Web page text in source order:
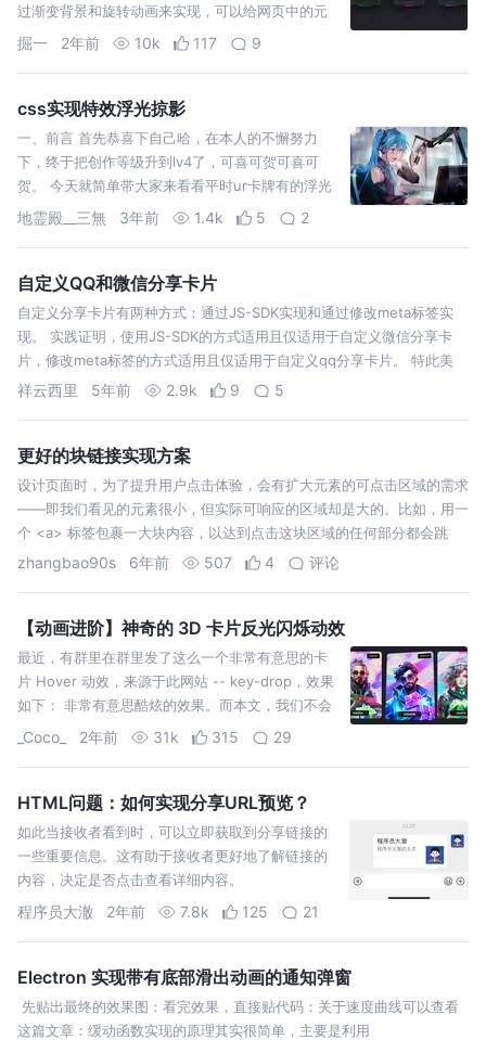
过渐变背景和旋转动画来实现，可以给网页中的元
素增强活动力。每块代码都会有详细的文字描述和
掘一 2年前 10k 117 9
css实现特效浮光掠影
一、前言 首先恭喜下自己哈，在本人的不懈努力
下，终于把创作等级升到lv4了，可喜可贺可喜可
贺。 今天就简单带大家来看看平时ur卡牌有的浮光
掠影效果，用cs
地霊殿__三無 3年前 1.4k 5 2
自定义QQ和微信分享卡片
自定义分享卡片有两种方式：通过JS-SDK实现和通过修改meta标签实
现。 实践证明，使用JS-SDK的方式适用且仅适用于自定义微信分享卡
片，修改meta标签的方式适用且仅适用于自定义qq分享卡片。 特此美
文，献给想两全其美的你。 1. 引入weixin-js-sdk 这里是…
祥云西里 5年前 2.9k 9 5
更好的块链接实现方案
设计页面时，为了提升用户点击体验，会有扩大元素的可点击区域的需求
——即我们看见的元素很小，但实际可响应的区域却是大的。比如，用一
个 <a> 标签包裹一大块内容，以达到点击这块区域的任何部分都会跳
转，这就是我们所谓的“块链接”。功能上当然没问题，但却没有考虑屏幕
zhangbao90s 6年前 507 4 评论
【动画进阶】神奇的 3D 卡片反光闪烁动效
最近，有群里在群里发了这么一个非常有意思的卡
片 Hover 动效，来源于此网站 -- key-drop，效果
如下： 非常有意思酷炫的效果。而本文，我们不会
完全还原此效果，而是基于此效果，尝试去制作这
_Coco_ 2年前 31k 315 29
HTML问题：如何实现分享URL预览？
如此当接收者看到时，可以立即获取到分享链接的
一些重要信息。这有助于接收者更好地了解链接的
内容，决定是否点击查看详细内容。
程序员大澈 2年前 7.8k 125 21
Electron 实现带有底部滑出动画的通知弹窗
先贴出最终的效果图：看完效果，直接贴代码：关于速度曲线可以查看
这篇文章：缓动函数实现的原理其实很简单，主要是利用